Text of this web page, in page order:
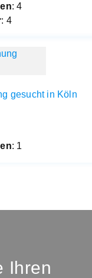
: 4
: 4
gesucht in Köln
: 1
Ihren